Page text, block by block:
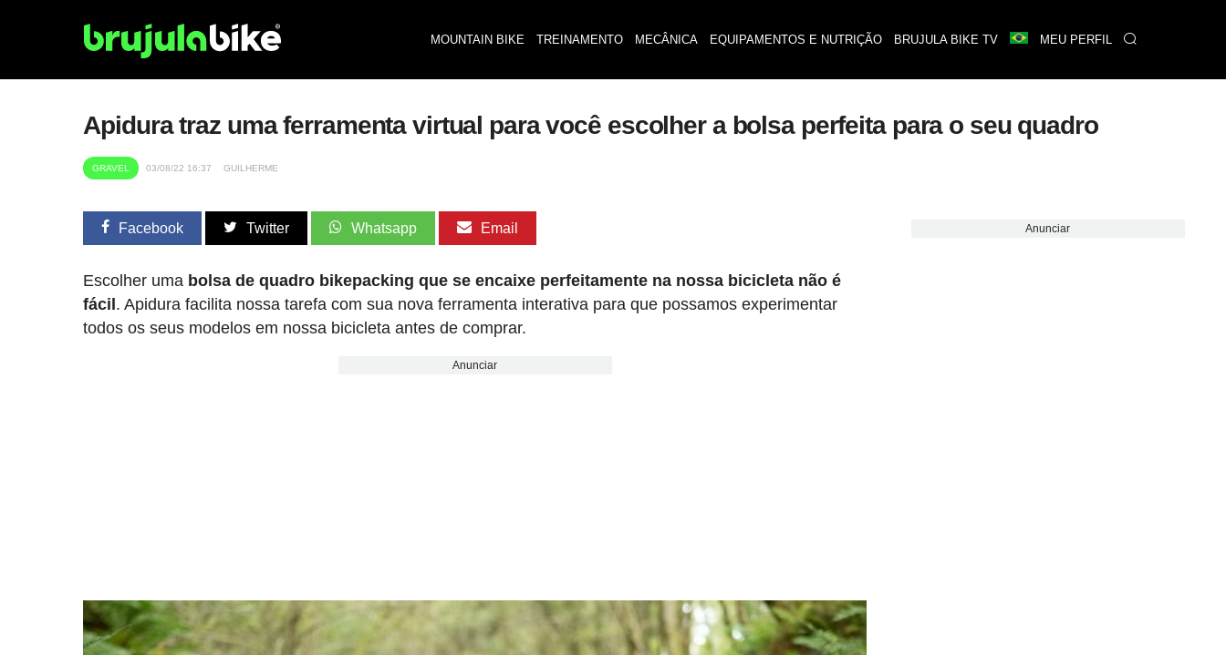
MOUNTAIN BIKE TREINAMENTO MECÂNICA EQUIPAMENTOS E NUTRIÇÃO BRUJULA BIKE TV MEU PERFIL
Apidura traz uma ferramenta virtual para você escolher a bolsa perfeita para o seu quadro
GRAVEL 03/08/22 16:37 GUILHERME
Facebook Twitter Whatsapp Email
Escolher uma bolsa de quadro bikepacking que se encaixe perfeitamente na nossa bicicleta não é
fácil . Apidura facilita nossa tarefa com sua nova ferramenta interativa para que possamos experimentar
todos os seus modelos em nossa bicicleta antes de comprar.
Anunciar
Anunciar